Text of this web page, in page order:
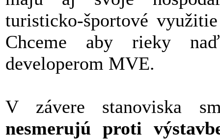
turisticko-športové
Chceme aby rieky
developerom MVE.
V závere stanoviska
nesmerujú proti